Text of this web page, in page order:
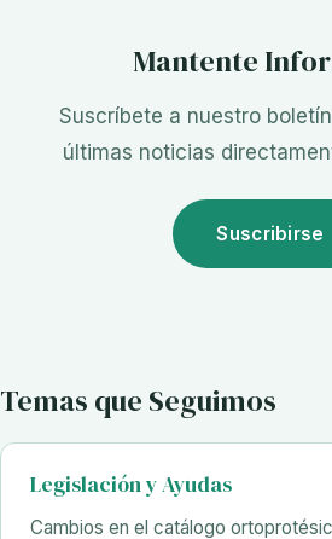
Mantente
Suscríbete a nuestro
últimas noticias
Suscribirse
Temas que Seguimos
Legislación y Ayudas
Cambios en el catálogo